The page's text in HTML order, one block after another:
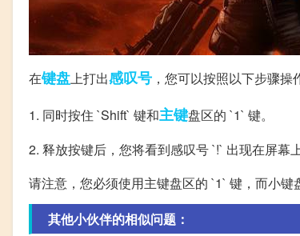
在键盘上打出感叹号 ，您可以按照以下步骤操
1. 同时按住 `Shift` 键和主键盘区的 `1` 键。
2. 释放按键后，您将看到感叹号 `!` 出现在屏幕上
请注意，您必须使用主键盘区的 `1` 键，而小键
其他小伙伴的相似问题：